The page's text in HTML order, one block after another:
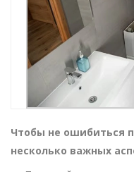
Чтобы не ошибиться
несколько важных